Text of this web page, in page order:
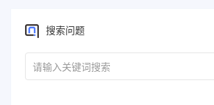
搜索问题